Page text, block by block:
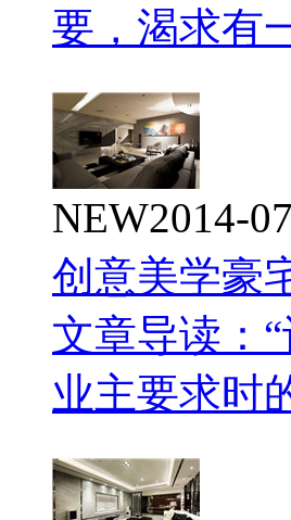
要，渴求有
NEW2014-
创意美学豪
文章导读：
业主要求时